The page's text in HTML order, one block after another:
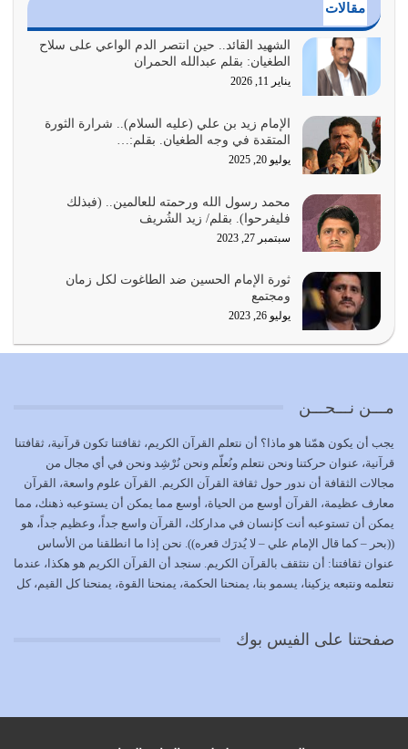
الدين الذي شرعه الله لا يجوز أن يخضع لآرائنا وأهوائنا
واجتهاداتنا لأننا سنختلف ونتفرق
يوليو 24, 2026
أمة عاجزة عن النهوض…
يوليو 23, 2026
بحبل الله جميعاً وليس كل…
يوليو 22, 2026
يشاء ويذل من يشاء
يوليو 21, 2026
{إِنَّ الدِّينَ عِنْدَ اللَّهِ الْإسْلامُ} الدين الذي شرعه الله للناس في
تتحقق الحقوق للجميع
يوليو 18, 2026
بعض صفات المتقين {الصَّابِرِينَ وَالصَّادِقِينَ وَالْقَانِتِينَ
وَالْمُنْفِقِينَ…
يوليو 17, 2026
الاعتصام بحبل الله أمر إلهي للمؤمنين وهو بمثابة سبب بينهم
يوليو 16, 2026
مقالات
الشهيد القائد.. حين انتصر الدم الواعي على سلاح
الطغيان: بقلم عبدالله الحمران
يناير 11, 2026
الإمام زيد بن علي (عليه السلام).. شرارة الثورة
المتقدة في وجه الطغيان. بقلم:…
يوليو 20, 2025
محمد رسول الله ورحمته للعالمين.. (فبذلك
فليفرحوا). بقلم/ زيد الشُريف
سبتمبر 27, 2023
ثورة الإمام الحسين ضد الطاغوت لكل زمان
ومجتمع
يوليو 26, 2023
مـــن نـــحـــن
يجب أن يكون همّنا هو ماذا؟ أن نتعلم القرآن الكريم، ثقافتنا تكون قرآنية، ثقافتنا
قرآنية، عنوان حركتنا ونحن نتعلم ونُعلّم ونحن نُرْشِد ونحن في أي مجال من
مجالات الثقافة أن ندور حول ثقافة القرآن الكريم. القرآن علوم واسعة، القرآن
معارف عظيمة، القرآن أوسع من الحياة، أوسع مما يمكن أن يستوعبه ذهنك، مما
يمكن أن تستوعبه أنت كإنسان في مداركك، القرآن واسع جداً، وعظيم جداً، هو
((بحر – كما قال الإمام علي – لا يُدرَك قعره)). نحن إذا ما انطلقنا من الأساس
عنوان ثقافتنا: أن نتثقف بالقرآن الكريم. سنجد أن القرآن الكريم هو هكذا، عندما
نتعلمه ونتبعه يزكينا، يسمو بنا، يمنحنا الحكمة، يمنحنا القوة، يمنحنا كل القيم، كل
بمستوى أن نثقف الآخرين بالقرآن الكريم، وأن نتثقف بثقافة القرآن الكريم
رصات من الكتب، رصّات من الكتب في الحديث في التفسير في الفقه في فنون
صفحتنا على الفيس بوك